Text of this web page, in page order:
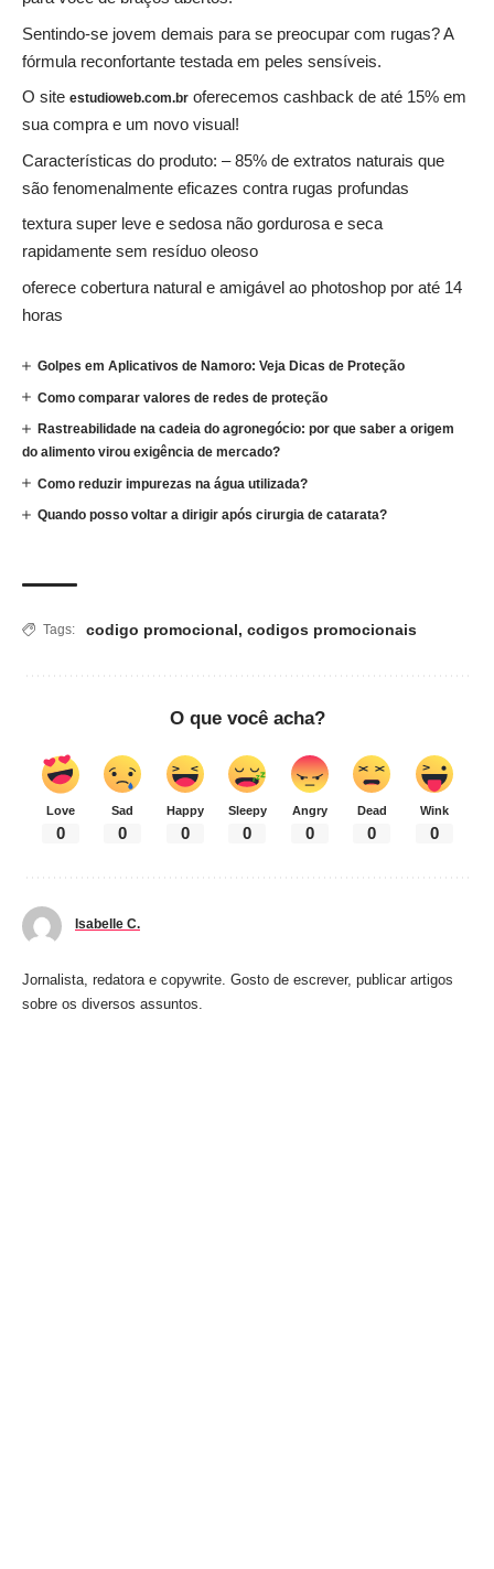
Sentindo-se jovem demais para se preocupar com rugas? A
fórmula reconfortante testada em peles sensíveis.
O site estudioweb.com.br oferecemos cashback de até 15% em
sua compra e um novo visual!
Características do produto: – 85% de extratos naturais que
são fenomenalmente eficazes contra rugas profundas
textura super leve e sedosa não gordurosa e seca
rapidamente sem resíduo oleoso
oferece cobertura natural e amigável ao photoshop por até 14
horas
Golpes em Aplicativos de Namoro: Veja Dicas de Proteção
Como comparar valores de redes de proteção
Rastreabilidade na cadeia do agronegócio: por que saber a origem
do alimento virou exigência de mercado?
Como reduzir impurezas na água utilizada?
Quando posso voltar a dirigir após cirurgia de catarata?
Tags: codigo promocional, codigos promocionais
O que você acha?
Love
0
Sad
0
Happy
0
Sleepy
0
Angry
0
Dead
0
Wink
0
Isabelle C.
Jornalista, redatora e copywrite. Gosto de escrever, publicar artigos
sobre os diversos assuntos.